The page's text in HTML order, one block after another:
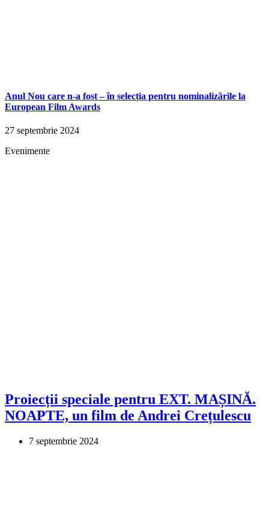
Anul Nou care n-a fost – în selecția pentru nominalizările la
European Film Awards
27 septembrie 2024
Evenimente
Proiecții speciale pentru EXT. MAȘINĂ.
NOAPTE, un film de Andrei Crețulescu
7 septembrie 2024